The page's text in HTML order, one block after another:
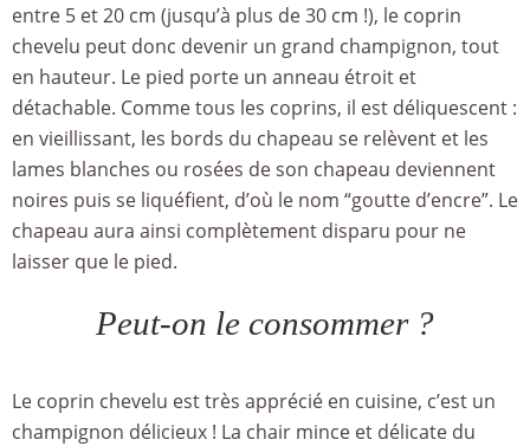
entre 5 et 20 cm (jusqu’à plus de 30 cm !), le coprin
chevelu peut donc devenir un grand champignon, tout
en hauteur. Le pied porte un anneau étroit et
détachable. Comme tous les coprins, il est déliquescent :
en vieillissant, les bords du chapeau se relèvent et les
lames blanches ou rosées de son chapeau deviennent
noires puis se liquéfient, d’où le nom “goutte d’encre”. Le
chapeau aura ainsi complètement disparu pour ne
laisser que le pied.
Peut-on le consommer ?
Le coprin chevelu est très apprécié en cuisine, c’est un
champignon délicieux ! La chair mince et délicate du